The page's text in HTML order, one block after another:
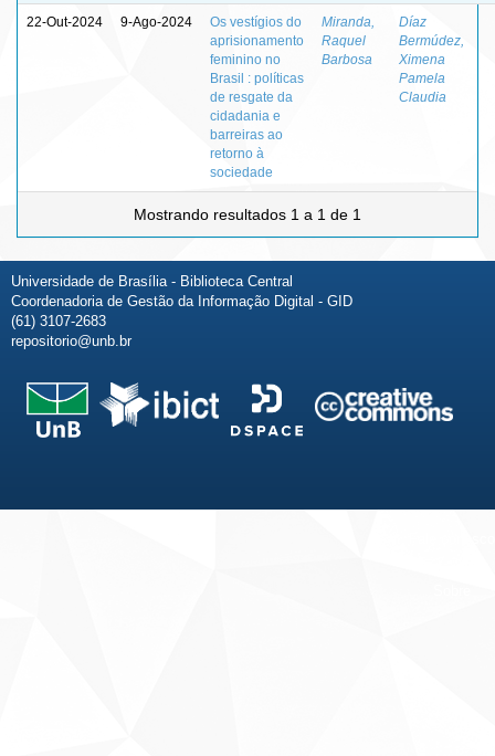
22-Out-2024 9-Ago-2024
Os vestígios do
aprisionamento
feminino no
Brasil : políticas
de resgate da
cidadania e
barreiras ao
retorno à
sociedade
Miranda,
Raquel
Barbosa
Díaz
Bermúdez,
Ximena
Pamela
Claudia
Mostrando resultados 1 a 1 de 1
Universidade de Brasília - Biblioteca Central
Coordenadoria de Gestão da Informação Digital - GID
(61) 3107-2683
repositorio@unb.br